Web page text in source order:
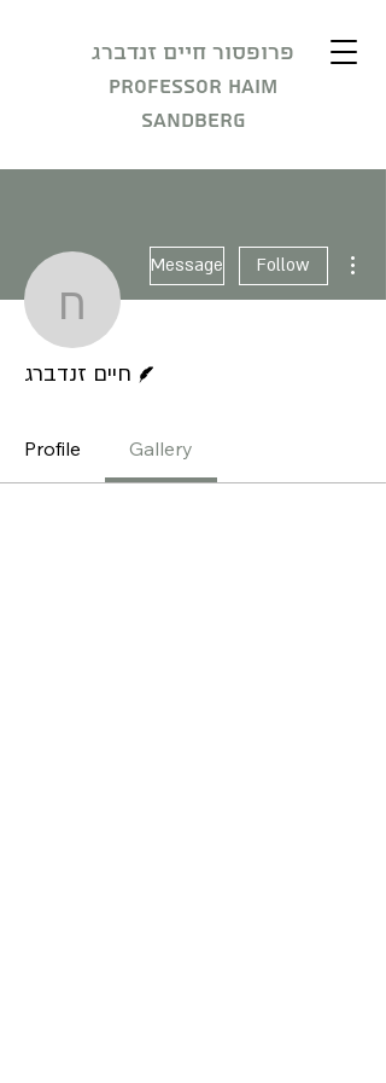
פרופסור חיים זנדברג
Professor Haim
Sandberg
חיים זנדברג
Message Follow
חיים זנדברג
Profile Gallery